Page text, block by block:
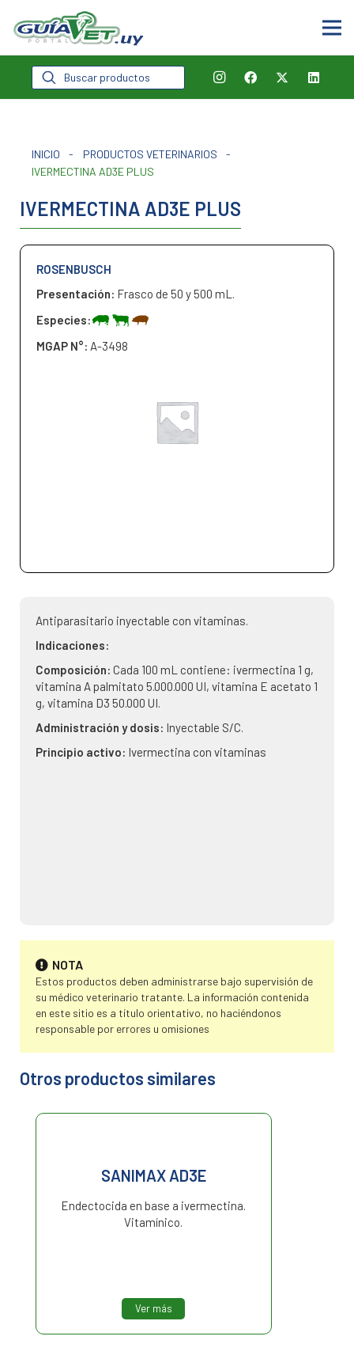
Búsqueda
de
productos
INICIO - PRODUCTOS VETERINARIOS
-
IVERMECTINA AD3E PLUS
IVERMECTINA AD3E PLUS
ROSENBUSCH
Presentación: Frasco de 50 y 500 mL.
Especies:
MGAP N°: A-3498
Antiparasitario inyectable con vitaminas.
Indicaciones:
Composición: Cada 100 mL contiene: ivermectina 1 g,
vitamina A palmitato 5.000.000 UI, vitamina E acetato 1
g, vitamina D3 50.000 UI.
Administración y dosis: Inyectable S/C.
Principio activo: Ivermectina con vitaminas
NOTA
Estos productos deben administrarse bajo supervisión de
su médico veterinario tratante. La información contenida
en este sitio es a título orientativo, no haciéndonos
responsable por errores u omisiones
Otros productos similares
SANIMAX AD3E
Endectocida en base a ivermectina.
Vitamínico.
Ver más